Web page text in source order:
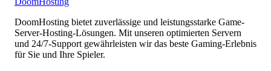
DoomHosting bietet zuverlässige und leistungsstarke Game-
Server-Hosting-Lösungen. Mit unseren optimierten Servern
und 24/7-Support gewährleisten wir das beste Gaming-Erlebnis
für Sie und Ihre Spieler.